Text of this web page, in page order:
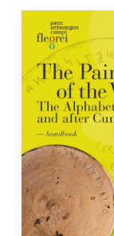
Marascialli Sara
Paolo,